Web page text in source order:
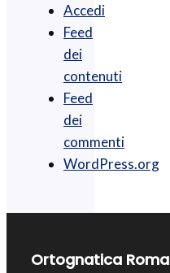
Accedi
Feed
dei
contenuti
Feed
dei
commenti
WordPress.org
Ortognatica Roma